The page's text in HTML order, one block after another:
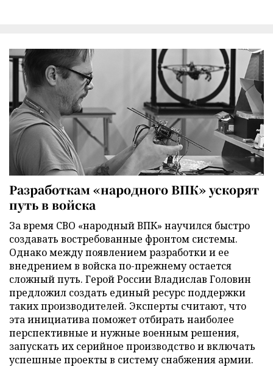
Разработкам «народного ВПК» ускорят
путь в войска
За время СВО «народный ВПК» научился быстро
создавать востребованные фронтом системы.
Однако между появлением разработки и ее
внедрением в войска по-прежнему остается
сложный путь. Герой России Владислав Головин
предложил создать единый ресурс поддержки
таких производителей. Эксперты считают, что
эта инициатива поможет отбирать наиболее
перспективные и нужные военным решения,
запускать их серийное производство и включать
успешные проекты в систему снабжения армии.